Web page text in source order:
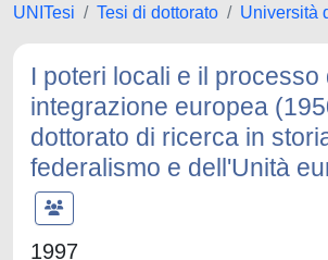
UNITesi Tesi di dottorato Università
I poteri locali e il processo
integrazione europea
dottorato di ricerca in
federalismo e dell'Unità
1997